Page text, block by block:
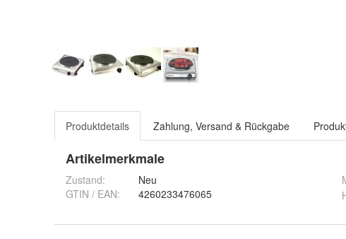
Produktdetails Zahlung, Versand & Rückgabe
Artikelmerkmale
Zustand:
Neu
GTIN / EAN:
4260233476065